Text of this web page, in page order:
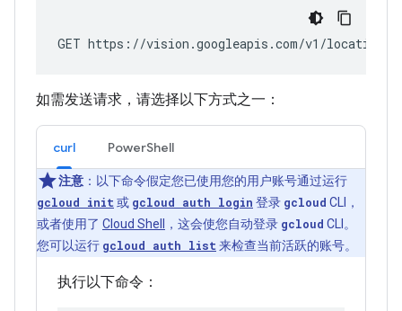
GET https://vision.googleapis.com/v1/locations/
如需发送请求，请选择以下方式之一：
curl PowerShell
注意 ：以下命令假定您已使用您的用户账号通过运行
gcloud init 或 gcloud auth login 登录 gcloud CLI，
或者使用了 Cloud Shell ，这会使您自动登录 gcloud CLI。
您可以运行 gcloud auth list 来检查当前活跃的账号。
执行以下命令：